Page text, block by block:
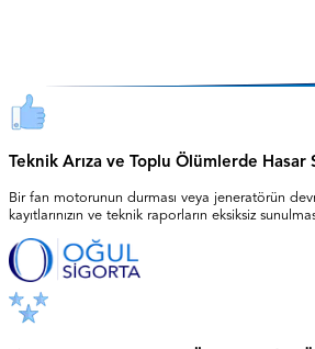
Teknik Arıza ve Toplu Ölümlerde Hasar
Bir fan motorunun durması veya jeneratörün
kayıtlarınızın ve teknik raporların eksiksiz